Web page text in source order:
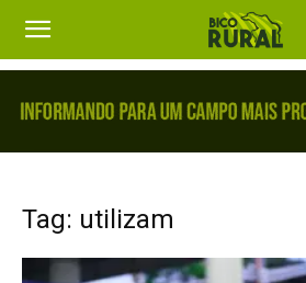
Tag: utilizam